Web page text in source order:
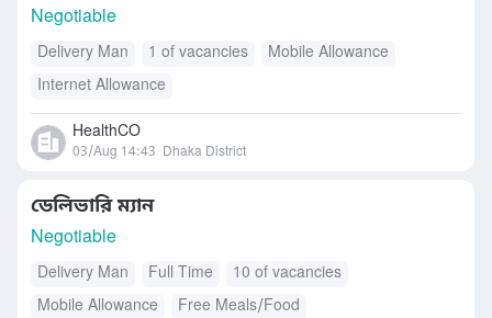
Negotiable
Delivery Man 1 of vacancies
Mobile Allowance
Internet Allowance
HealthCO
03/Aug 14:43 Dhaka District
ডেলিভারি ম্যান
Negotiable
Delivery Man Full Time
10 of vacancies
Mobile Allowance
Free Meals/Food